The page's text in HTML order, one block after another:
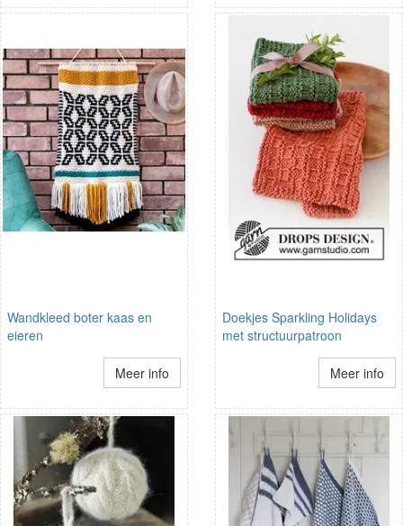
Wandkleed boter kaas en
eieren
Meer info
Doekjes Sparkling Holidays
met structuurpatroon
Meer info